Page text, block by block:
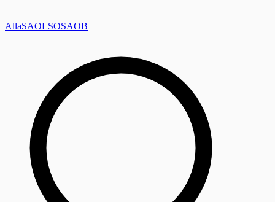
AllaSAOLSOSAOB